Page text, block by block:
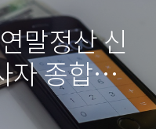
말정산 신
자 종합소